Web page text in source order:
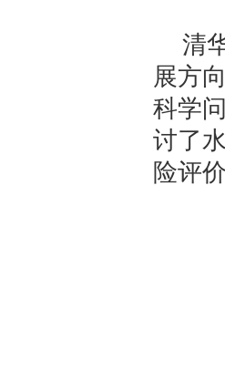
清
展方
科学
讨了
险评